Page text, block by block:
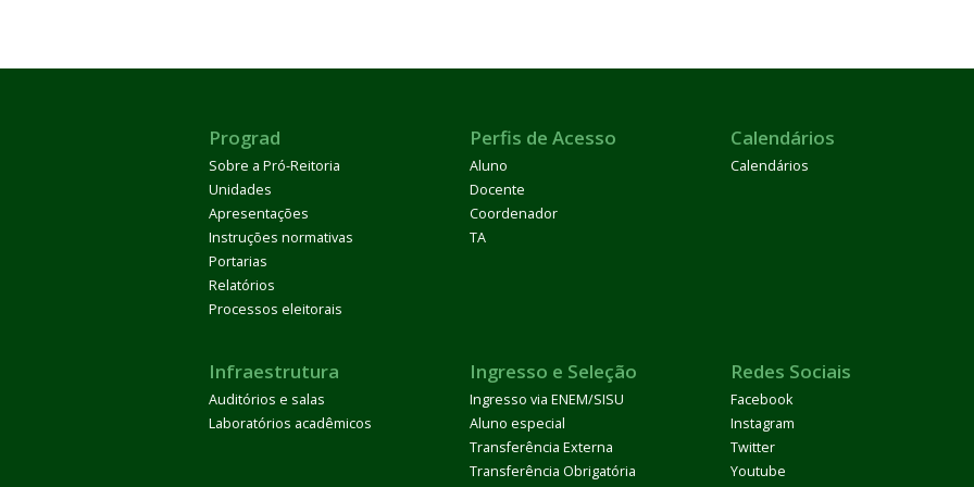
Prograd
Sobre a Pró-Reitoria
Unidades
Apresentações
Instruções normativas
Portarias
Relatórios
Processos eleitorais
Perfis de Acesso
Aluno
Docente
Coordenador
TA
Calendários
Calendários
Infraestrutura
Auditórios e salas
Laboratórios acadêmicos
Ingresso e Seleção
Ingresso via ENEM/SISU
Aluno especial
Transferência Externa
Transferência Obrigatória
Redes Sociais
Facebook
Instagram
Twitter
Youtube